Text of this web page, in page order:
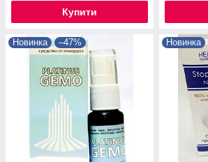
Купити
Новинка –47% Новинка